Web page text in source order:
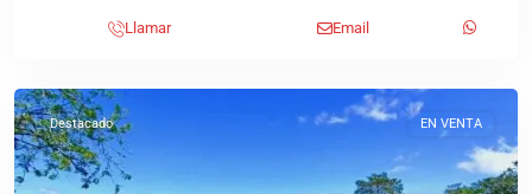
Llamar Email
Destacado EN VENTA